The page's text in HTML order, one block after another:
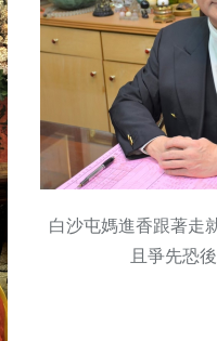
白沙屯媽進香跟著走
且爭先恐